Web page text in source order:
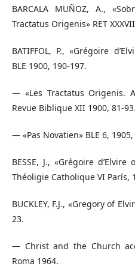
BARCALA MUÑOZ, A.,
Tractatus Origenis» RET
BATIFFOL, P., «Grégoire
BLE 1900, 190-197.
— «Les Tractatus Origenis.
Revue Biblique XII 1900, 81-93.
— «Pas Novatien» BLE 6,
BESSE, J., «Grégoire
Théoligie Catholique VI París,
BUCKLEY, F.J., «Gregory of
23.
— Christ and the Church
Roma 1964.